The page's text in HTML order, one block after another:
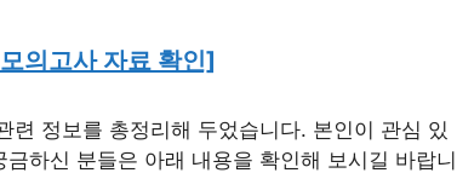
의고사 자료 확인]
정보를 총정리해 두었습니다. 본인이 관심 있
하신 분들은 아래 내용을 확인해 보시길 바랍니